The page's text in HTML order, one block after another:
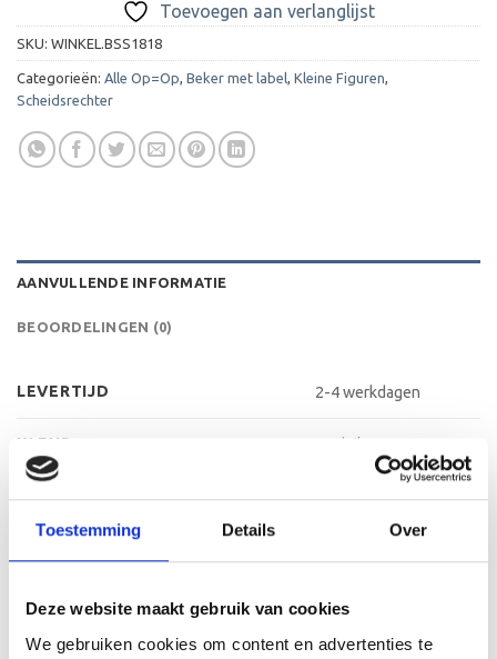
Toestemming Details Over
Deze website maakt gebruik van cookies
We gebruiken cookies om content en advertenties te
Toevoegen aan verlanglijst
SKU: WINKEL.BSS1818
Categorieën: Alle Op=Op, Beker met label, Kleine Figuren,
Scheidsrechter
AANVULLENDE INFORMATIE
BEOORDELINGEN (0)
LEVERTIJD 2-4 werkdagen
KLEUR Oudzilver
MATERIAAL VOET Kunststof
HOOGTE 16 cm, 17 cm, 19 cm